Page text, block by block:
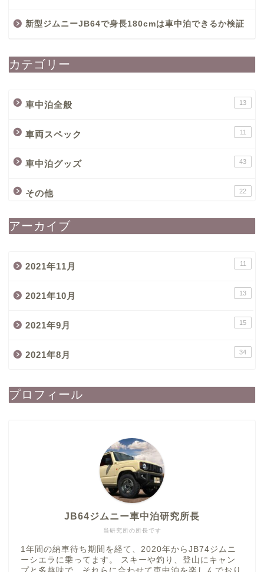
新型ジムニーJB64で身長180cmは車中泊できるか検証
カテゴリー
車中泊全般 13
車両スペック 11
車中泊グッズ 43
その他 22
アーカイブ
2021年11月 11
2021年10月 13
2021年9月 15
2021年8月 34
プロフィール
当研究所の所長です
JB64ジムニー車中泊研究所長
1年間の納車待ち期間を経て、2020年からJB74ジムニ
ーシエラに乗ってます。 スキーや釣り、登山にキャン